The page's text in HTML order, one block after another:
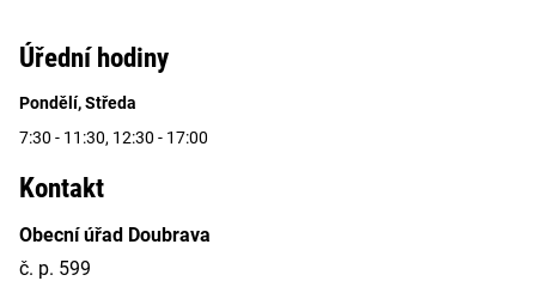
Úřední hodiny
Pondělí, Středa
7:30 - 11:30, 12:30 - 17:00
Kontakt
Obecní úřad Doubrava
č. p. 599